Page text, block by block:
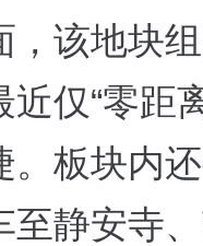
，该地块
近仅“零距
。板块内
至静安寺